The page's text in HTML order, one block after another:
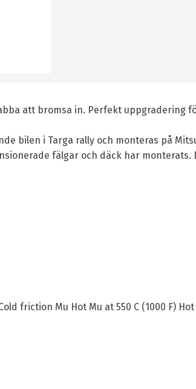
att bromsa in. Perfekt uppgradering
bilen i Targa rally och monteras på
fälgar och däck har
friction Mu Hot Mu at 550 C (1000 F)